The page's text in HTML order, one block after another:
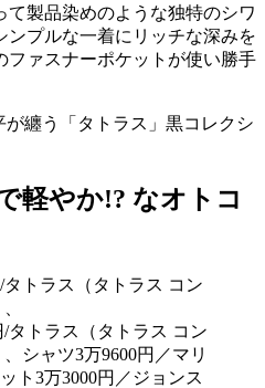
て製品染めのような独特のシワ
プルな一着にリッチな深みを
ファスナーポケットが使い勝手
纏う「タトラス」黒コレクシ
軽やか!? なオトコ
タトラス（タトラス コン
シャツ3万9600円／マリ
ト3万3000円／ジョンス